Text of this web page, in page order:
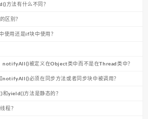
方法有什么不同？
区别？
使用还是if块中使用？
被定义在Object类中而不是在Thread类中？
必须在同步方法或者同步块中被调用？
yield()方法是静态的？
程？